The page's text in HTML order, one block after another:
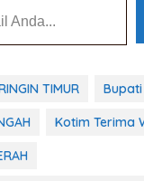
TIMUR
Kotim Terima